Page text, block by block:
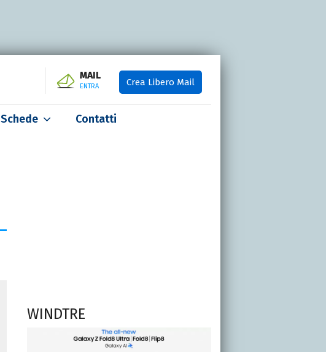
MAIL
ENTRA Crea Libero Mail
Schede Contatti
WINDTRE